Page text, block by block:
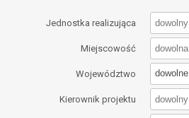
Jednostka realizująca
Miejscowość
Województwo dowolne
Kierownik projektu